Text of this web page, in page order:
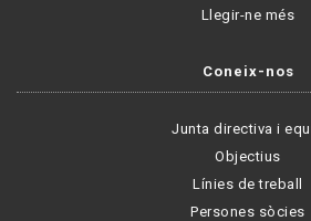
Llegir-ne més
Coneix-nos
Junta directiva i
Objectius
Línies de treball
Persones sòcies